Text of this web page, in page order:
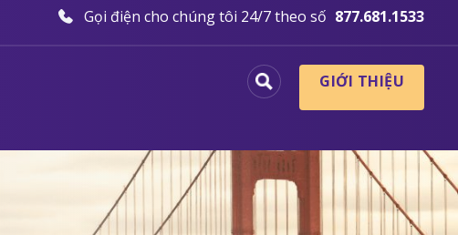
Gọi điện cho chúng tôi 24/7 theo số 877.681.1533
GIỚI THIỆU